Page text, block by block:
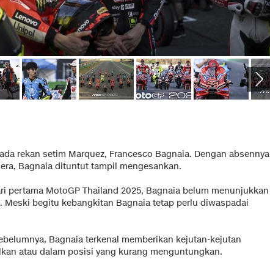
rekan setim Marquez, Francesco Bagnaia. Dengan absennya
Bagnaia dituntut tampil mengesankan.
pertama MotoGP Thailand 2025, Bagnaia belum menunjukkan
Meski begitu kebangkitan Bagnaia tetap perlu diwaspadai
Bagnaia terkenal memberikan kejutan-kejutan
atau dalam posisi yang kurang menguntungkan.